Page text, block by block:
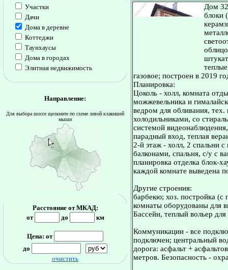
Участки
Дачи
Дома в деревне
Коттеджи
Таунхаусы
Дома в городах
Элитная недвижимость
Направление:
Для выбора шоссе щелкните по схеме левой клавишей
мыши
Расстояние от МКАД:
от
до км
Цена: от
до
очистить
Дом
блоки
газовое; построен в 2019
Планировка:
Цоколь - холл, комната
можжевельника и
ведром для обливания,
холодильниками, со
системой
парадный вход, теплая
2-й этаж - холл, 2 спальни
балконами, спальня, с/у с
планировка отделка блок-
каждой комнате выведена
Другие строения:
барбекю; хоз. постройка (с
комнаты оборудованы для
Бассейн, теплый вольер
Коммуникации - все
подключен; центральный
дорога: асфальт +
метров. Безопасность -